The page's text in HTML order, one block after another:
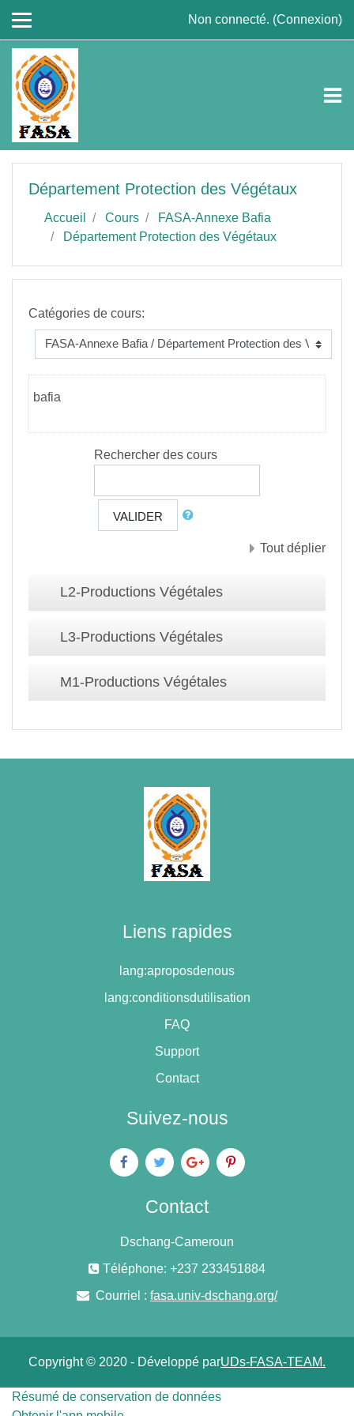
Non connecté. (Connexion)
Département Protection des Végétaux
Accueil Cours
FASA-Annexe Bafia
Département Protection des Végétaux
Catégories de cours:
bafia
Rechercher des cours
VALIDER
Tout déplier
L2-Productions Végétales
L3-Productions Végétales
M1-Productions Végétales
Liens rapides
lang:aproposdenous
lang:conditionsdutilisation
FAQ
Support
Contact
Suivez-nous
Contact
Dschang-Cameroun
Téléphone: +237 233451884
Courriel : fasa.univ-dschang.org/
Copyright © 2020 - Développé parUDs-FASA-TEAM.
Résumé de conservation de données